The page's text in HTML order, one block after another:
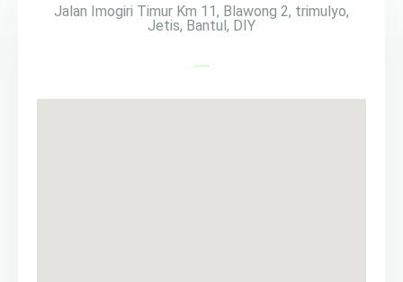
Jalan Imogiri Timur Km 11, Blawong 2, trimulyo,
Jetis, Bantul, DIY